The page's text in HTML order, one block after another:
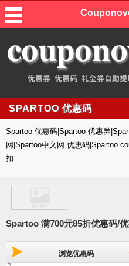
SPARTOO 优惠码
Spartoo 优惠码|Spartoo 优惠券
网|Spartoo中文网 优惠码|Spartoo
扣
Spartoo 满700元85折优惠码/
浏览优惠码